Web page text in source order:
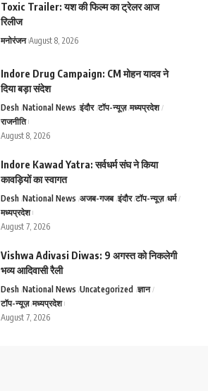
Toxic Trailer: यश की फिल्म का ट्रेलर आज
रिलीज
मनोरंजन August 8, 2026
Indore Drug Campaign: CM मोहन यादव ने
दिया बड़ा संदेश
Desh National News इंदौर टॉप-न्यूज़ मध्यप्रदेश
राजनीति
August 8, 2026
Indore Kawad Yatra: सर्वधर्म संघ ने किया
कावड़ियों का स्वागत
Desh National News अजब-गजब इंदौर टॉप-न्यूज़ धर्म
मध्यप्रदेश
August 7, 2026
Vishwa Adivasi Diwas: 9 अगस्त को निकलेगी
भव्य आदिवासी रैली
Desh National News Uncategorized ज्ञान
टॉप-न्यूज़ मध्यप्रदेश
August 7, 2026